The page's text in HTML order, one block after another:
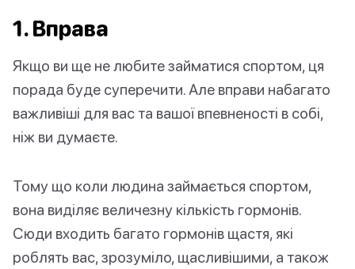
1. Вправа
Якщо ви ще не любите займатися спортом, ця
порада буде суперечити. Але вправи набагато
важливіші для вас та вашої впевненості в собі,
ніж ви думаєте.
Тому що коли людина займається спортом,
вона виділяє величезну кількість гормонів.
Сюди входить багато гормонів щастя, які
роблять вас, зрозуміло, щасливішими, а також